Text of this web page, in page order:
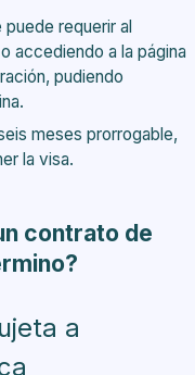
requerir al
accediendo a la página
pudiendo
meses prorrogable,
la visa.
contrato de
a